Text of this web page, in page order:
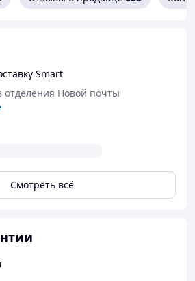
Smart
Новой почты
Смотреть всё